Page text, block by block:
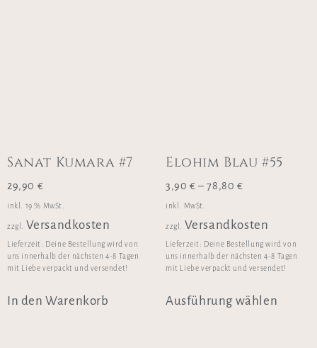
Sanat Kumara #7
29,90 €
inkl. 19 % MwSt.
zzgl. Versandkosten
Lieferzeit: Deine Bestellung wird von
uns innerhalb der nächsten 4-8 Tagen
mit Liebe verpackt und versendet!
In den Warenkorb
Elohim Blau #55
3,90 €–78,80€
inkl. MwSt.
zzgl. Versandkosten
Lieferzeit: Deine Bestellung wird von
uns innerhalb der nächsten 4-8 Tagen
mit Liebe verpackt und versendet!
Ausführung wählen